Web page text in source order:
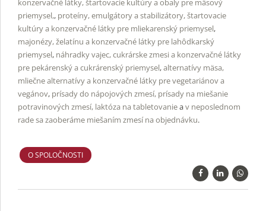
konzervačné látky, štartovacie kultúry a obaly pre mäsový
priemysel,, proteíny, emulgátory a stabilizátory, štartovacie
kultúry a konzervačné látky pre mliekarenský priemysel,
majonézy, želatínu a konzervačné látky pre lahôdkarský
priemysel, náhradky vajec, cukrárske zmesi a konzervačné látky
pre pekárenský a cukrárenský priemysel,alternatívy mäsa,
mliečne alternatívy a konzervačné látky pre vegetariánov a
vegánov, prísady do nápojových zmesí, prísady na miešanie
potravinových zmesí, laktóza na tabletovanieav neposlednom
rade sa zaoberáme miešaním zmesí na objednávku.
O SPOLOČNOSTI